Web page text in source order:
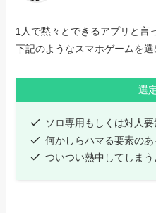
1人で黙々とできるアプリと言
下記のようなスマホゲームを選
選
ソロ専用もしくは対人
何かしらハマる要素のあ
ついつい熱中してしま